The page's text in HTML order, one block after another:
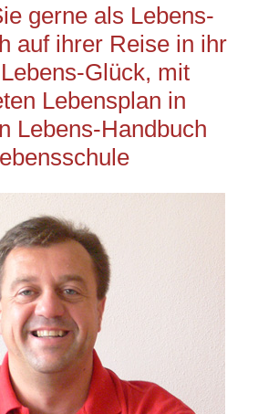
gerne als Lebens-
auf ihrer Reise in ihr
Glück, mit
Lebensplan in
Lebens-Handbuch